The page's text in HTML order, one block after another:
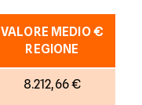
VALORE MEDIO €
REGIONE
8.212,66 €